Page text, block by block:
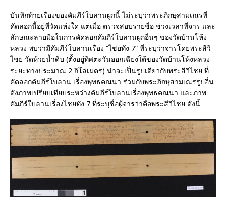
บันทึกท้ายเรื่องของคัมภีร์ใบลานผูกนี้ ไม่ระบุว่าพระภิกษุสามเณรที่
คัดลอกนี้อยู่ที่วัดแห่งใด แต่เมื่อ ตรวจสอบรายชื่อ ช่วงเวลาที่จาร และ
ลักษณะลายมือในการคัดลอกคัมภีร์ใบลานผูกอื่นๆ ของวัดบ้านโห้ง
หลวง พบว่ามีคัมภีร์ใบลานเรื่อง “ไชยทัง 7” ที่ระบุว่าจารโดยพระสีวิ
ไชย วัดห้วยน้ำดิบ (ตั้งอยู่ทิศตะวันออกเฉียงใต้ของวัดบ้านโห้งหลวง
ระยะทางประมาณ 2 กิโลเมตร) น่าจะเป็นรูปเดียวกับพระสีวิไชย ที่
คัดลอกคัมภีร์ใบลาน เรื่องพุทธคณนา ร่วมกับพระภิกษุสามเณรรูปอื่น
ดังภาพเปรียบเทียบระหว่างคัมภีร์ใบลานเรื่องพุทธคณนา และภาพ
คัมภีร์ใบลานเรื่องไชยทัง 7 ที่ระบุชื่อผู้จารว่าคือพระสีวิไชย ดังนี้